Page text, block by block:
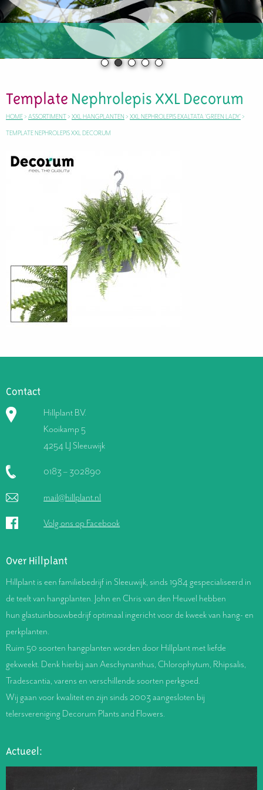
Template Nephrolepis XXL Decorum
HOME > ASSORTIMENT > XXL HANGPLANTEN > XXL NEPHROLEPIS EXALTATA ‘GREEN LADY’ >
TEMPLATE NEPHROLEPIS XXL DECORUM
Contact
Hillplant B.V.
Kooikamp 5
4254 LJ Sleeuwijk
0183 – 302890
mail@hillplant.nl
Volg ons op Facebook
Over Hillplant
Hillplant is een familiebedrijf in Sleeuwijk, sinds 1984 gespecialiseerd in
de teelt van hangplanten. John en Chris van den Heuvel hebben
hun glastuinbouwbedrijf optimaal ingericht voor de kweek van hang- en
perkplanten.
Ruim 50 soorten hangplanten worden door Hillplant met liefde
gekweekt. Denk hierbij aan Aeschynanthus, Chlorophytum, Rhipsalis,
Tradescantia, varens en verschillende soorten perkgoed.
Wij gaan voor kwaliteit en zijn sinds 2003 aangesloten bij
telersvereniging Decorum Plants and Flowers.
Actueel: